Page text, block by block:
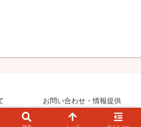
お問い合わせ・情報提供
なきゃ絶対損するPCマル秘ワザ.